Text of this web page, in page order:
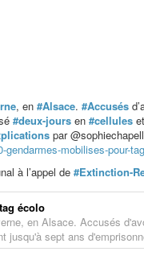
, en #Alsace. #Accusés
#deux-jours en #cellules
par
mobilises-pour-
à l’appel de #Extinction-
écolo
en Alsace. Accusés
sept ans